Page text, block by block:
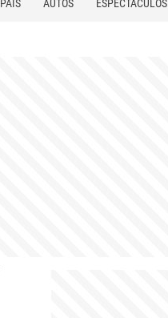
PAÍS AUTOS
ESPECTÁCULOS